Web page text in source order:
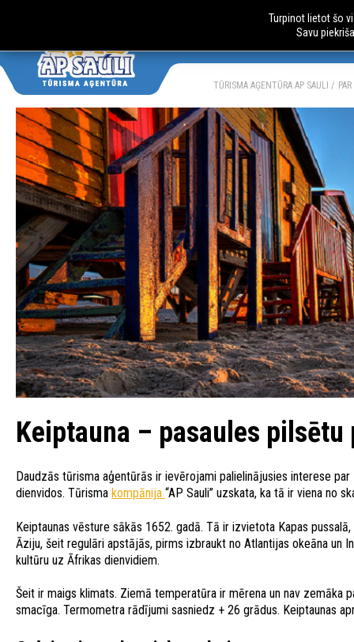
AUTOBUSU
TŪRISMA AĢENTŪRA AP SAULI
Keiptauna – pasaules pilsētu
Daudzās tūrisma aģentūrās ir ievērojami palielinājusies interese par
dienvidos. Tūrisma kompānija “AP Sauli” uzskata, ka tā ir viena no
Keiptaunas vēsture sākās 1652. gadā. Tā ir izvietota Kapas
Āziju, šeit regulāri apstājās, pirms izbraukt no Atlantijas okeāna un
kultūru uz Āfrikas dienvidiem.
Šeit ir maigs klimats. Ziemā temperatūra ir mērena un nav zemāka
smacīga. Termometra rādījumi sasniedz + 26 grādus. Keiptaunas
Turpinot lietot šo
Savu